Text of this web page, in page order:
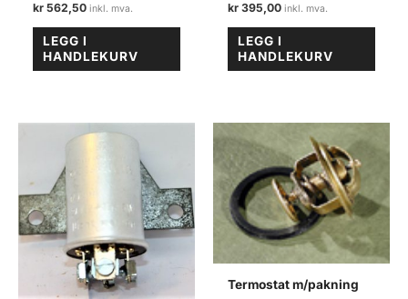
kr 562,50
LEGG I
HANDLEKURV
kr 395,00
LEGG I
HANDLEKURV
Termostat m/pakning